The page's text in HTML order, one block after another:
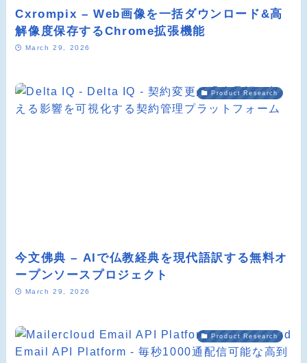
Cxrompix – Web画像を一括ダウンロード&高
解像度保存するChrome拡張機能
March 29, 2026
Product Research
今文佛典 – AIで仏教経典を現代語訳する無料オ
ープンソースプロジェクト
March 29, 2026
Product Research